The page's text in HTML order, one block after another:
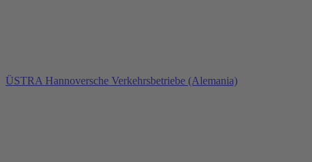
ÜSTRA Hannoversche Verkehrsbetriebe (Alemania)